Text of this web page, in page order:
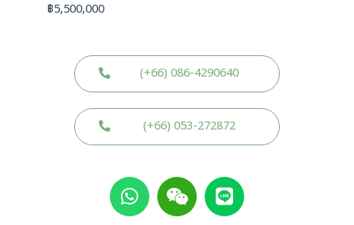
฿5,500,000
(+66) 086-4290640
(+66) 053-272872
W
h
a
W
e
i
L
i
n